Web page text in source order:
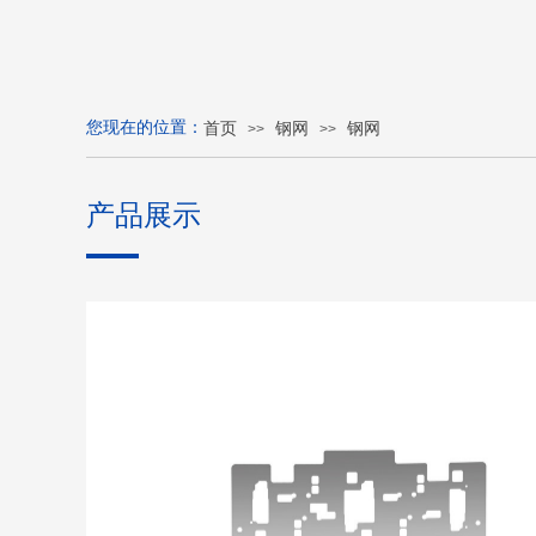
首页 >> 钢网 >> 钢网
您现在的位置：
产品展示